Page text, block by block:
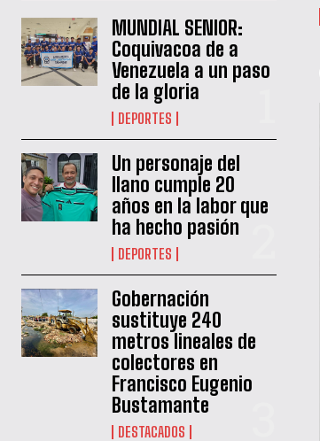
MUNDIAL SENIOR:
Coquivacoa de a
Venezuela a un paso
de la gloria
DEPORTES
Un personaje del
llano cumple 20
años en la labor que
ha hecho pasión
DEPORTES
Gobernación
sustituye 240
metros lineales de
colectores en
Francisco Eugenio
Bustamante
DESTACADOS